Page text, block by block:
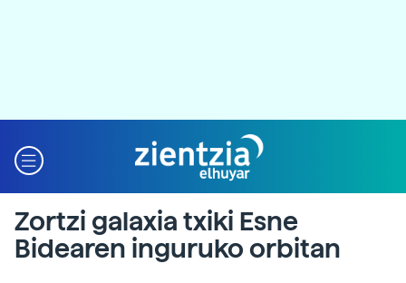
Zortzi galaxia txiki Esne
Bidearen inguruko orbitan